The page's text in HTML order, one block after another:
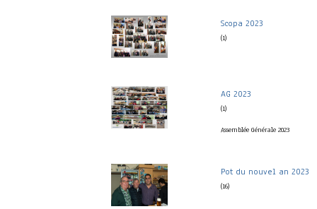
Scopa 2023
(1)
AG 2023
(1)
Assemblée Générale 2023
Pot du nouvel an 2023
(16)